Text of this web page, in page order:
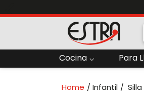
Cocina Para
Infantil